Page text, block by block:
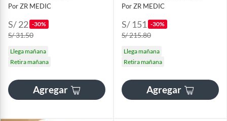
Por ZR MEDIC
S/ 22 -30%
S/ 31.50
Llega mañana
Retira mañana
Agregar
Por ZR MEDIC
S/ 151 -30%
S/ 215.80
Llega mañana
Retira mañana
Agregar